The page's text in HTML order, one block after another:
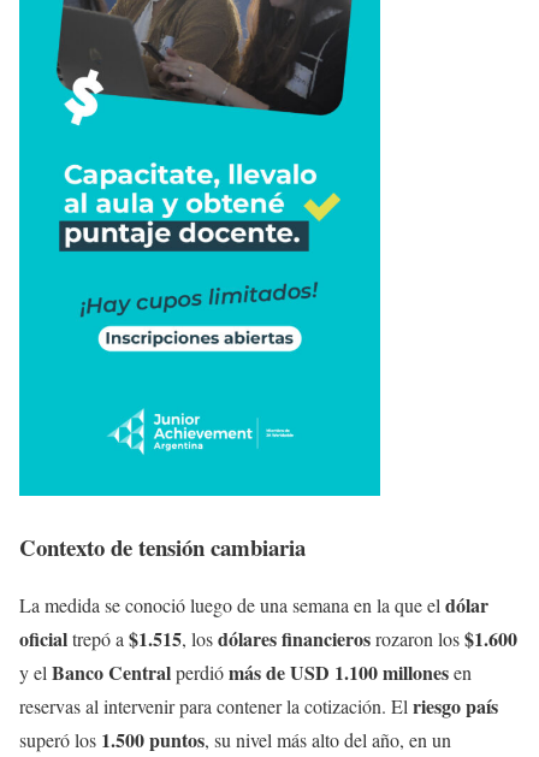
Contexto de tensión cambiaria
La medida se conoció luego de una semana en la que eldólar
oficialtrepó a$1.515, losdólares financierosrozaron los$1.600
y elBanco Centralperdiómás de USD 1.100 millonesen
reservas al intervenir para contener la cotización. Elriesgo país
superó los 1.500 puntos, su nivel más alto del año, en un